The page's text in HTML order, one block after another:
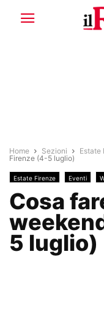
Home Sezioni Estate
Firenze (4-5 luglio)
Estate Firenze Eventi
Cosa
5 luglio)